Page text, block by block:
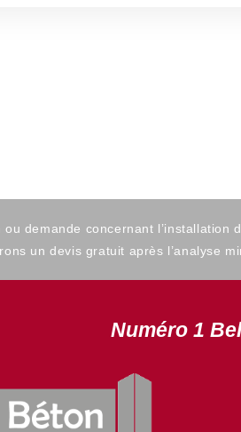
demande concernant l’installation
un devis gratuit après l’analyse
Numéro 1